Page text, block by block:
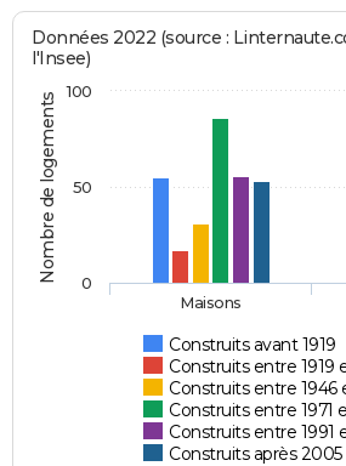
Nombre de logements
Données 2022 (source :
l'Insee)
Construits avant 1919
Construits entre 1919
Construits entre 1946
Construits entre 1971
Construits entre 1991
Construits après 2005
Maisons
0
50
100